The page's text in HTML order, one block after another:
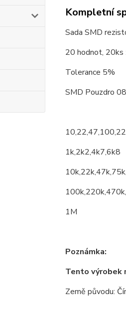
Kompletní
Sada SMD
20 hodnot, 20ks
Tolerance 5%
SMD Pouzdro
1k,2k2,4k7,6k8
10k,22k,47k,75k,
1M
Poznámka:
Tento výrobek
Země původu: